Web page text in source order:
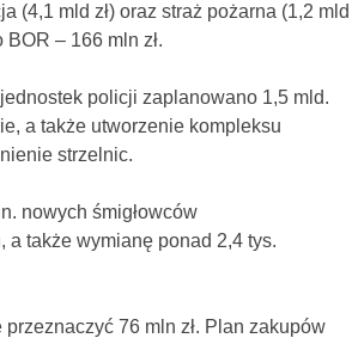
(4,1 mld zł) oraz straż pożarna (1,2 mld
BOR – 166 mln zł.
policji zaplanowano 1,5 mld.
a także utworzenie kompleksu
strzelnic.
nowych śmigłowców
także wymianę ponad 2,4 tys.
76 mln zł. Plan zakupów